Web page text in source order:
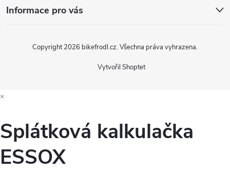
Informace pro vás
Vytvořil Shoptet
Copyright 2026 bikefrodl.cz. Všechna práva vyhrazena.
×
Splátková kalkulačka
ESSOX